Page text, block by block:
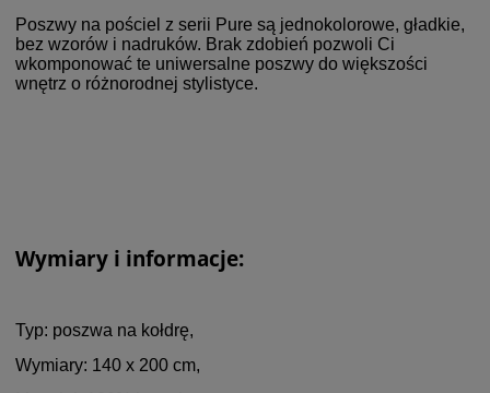
Poszwy na pościel z serii Pure są jednokolorowe, gładkie,
bez wzorów i nadruków. Brak zdobień pozwoli Ci
wkomponować te uniwersalne poszwy do większości
wnętrz o różnorodnej stylistyce.
Wymiary i informacje:
Typ: poszwa na kołdrę,
Wymiary: 140 x 200 cm,